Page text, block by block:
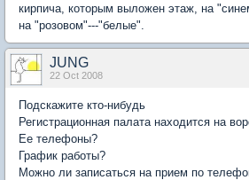
кирпича, которым выложен этаж, на
на "розовом"---"белые".
JUNG
22 Oct 2008
Подскажите кто-нибудь
Регистрационная палата находится на
Ее телефоны?
График работы?
Можно ли записаться на прием по